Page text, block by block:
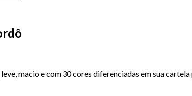
macio e com 30 cores diferenciadas em sua